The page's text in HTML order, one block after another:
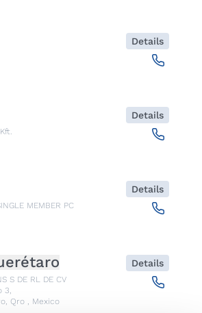
Details
Details
MEMBER PC
Details
S DE RL DE CV
3,
Qro , Mexico
Details